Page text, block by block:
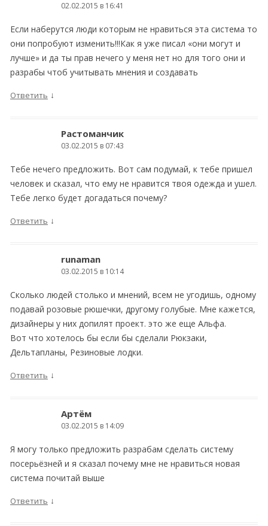
02.02.2015 в 16:41
Если наберутся люди которым не нравиться эта система то
они попробуют изменить!!!Как я уже писал «они могут и
лучше» и да ты прав нечего у меня нет но для того они и
разрабы чтоб учитывать мнения и создавать
Ответить ↓
Растоманчик
03.02.2015 в 07:43
Тебе нечего предложить. Вот сам подумай, к тебе пришел
человек и сказал, что ему не нравится твоя одежда и ушел.
Тебе легко будет догадаться почему?
Ответить ↓
runaman
03.02.2015 в 10:14
Сколько людей столько и мнений, всем не угодишь, одному
подавай розовые рюшечки, другому голубые. Мне кажется,
дизайнеры у них допилят проект. это же еще Альфа.
Вот что хотелось бы если бы сделали Рюкзаки,
Дельтапланы, Резиновые лодки.
Ответить ↓
Артём
03.02.2015 в 14:09
Я могу только предложить разрабам сделать систему
посерьёзней и я сказал почему мне не нравиться новая
система почитай выше
Ответить ↓